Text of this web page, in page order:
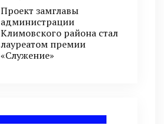
Проект замглавы
администрации
Климовского района стал
лауреатом премии
«Служение»